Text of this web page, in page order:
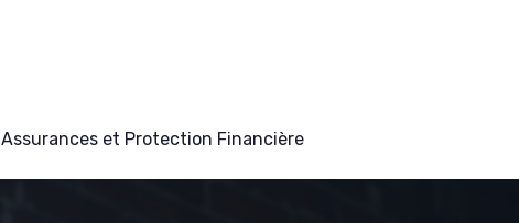
Assurances et Protection Financière